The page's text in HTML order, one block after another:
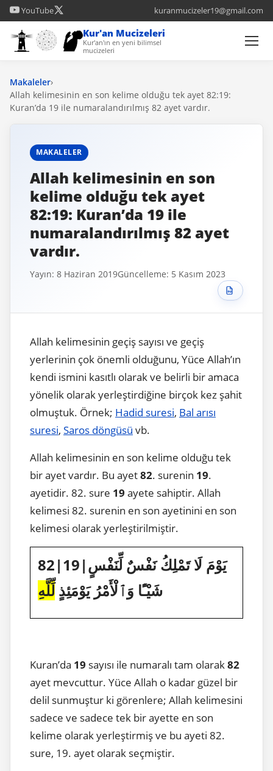
YouTube kuranmucizeler19@gmail.com
Kur'an Mucizeleri
Kur'an'ın en yeni bilimsel
mucizeleri
Makaleler›
Allah kelimesinin en son kelime olduğu tek ayet 82:19:
Kuran’da 19 ile numaralandırılmış 82 ayet vardır.
MAKALELER
Allah kelimesinin en son
kelime olduğu tek ayet
82:19: Kuran’da 19 ile
numaralandırılmış 82 ayet
vardır.
Yayın: 8 Haziran 2019Güncelleme: 5 Kasım 2023
Allah kelimesinin geçiş sayısı ve geçiş
yerlerinin çok önemli olduğunu, Yüce Allah’ın
kendi ismini kasıtlı olarak ve belirli bir amaca
yönelik olarak yerleştirdiğine birçok kez şahit
olmuştuk. Örnek; Hadid suresi, Bal arısı
suresi, Saros döngüsü vb.
Allah kelimesinin en son kelime olduğu tek
bir ayet vardır. Bu ayet82. surenin 19.
ayetidir. 82. sure 19 ayete sahiptir. Allah
kelimesi 82. surenin en son ayetinini en son
kelimesi olarak yerleştirilmiştir.
82|19|يَوْمَ لَا تَمْلِكُ نَفْسٌ لِّنَفْسٍ
شَيْـًٔا وَٱلْأَمْرُ يَوْمَئِذٍلِّلَّهِ
Kuran’da 19 sayısı ile numaralı tam olarak82
ayet mevcuttur. Yüce Allah o kadar güzel bir
delil sunmuştur ki görenlere; Allah kelimesini
sadece ve sadece tek bir ayette en son
kelime olarak yerleştirmiş ve bu ayeti 82.
sure, 19. ayet olarak seçmiştir.